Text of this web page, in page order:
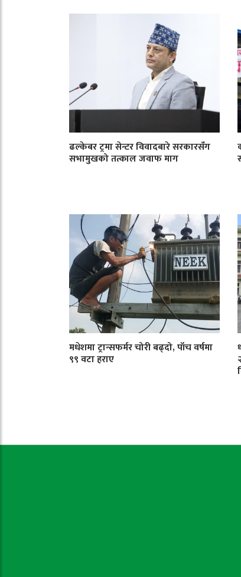
ढल्केबर ट्रमा सेन्टर विवादबारे सरकारसँग
सभामुखको तत्काल जवाफ माग
मधेशमा ट्रान्सफर्मर चोरी बढ्दो, पाँच वर्षमा
९९ वटा हराए